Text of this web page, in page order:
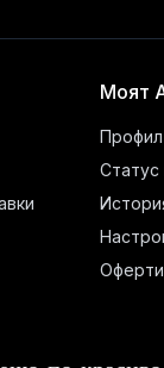
Моят
Статус